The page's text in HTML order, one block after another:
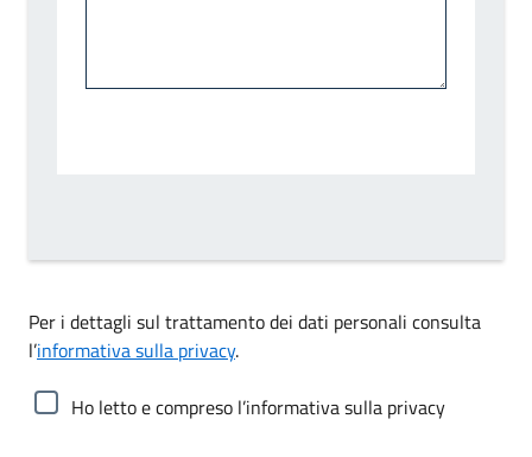
Per i dettagli sul trattamento dei dati personali consulta
l’informativa sulla privacy.
Ho letto e compreso l’informativa sulla privacy